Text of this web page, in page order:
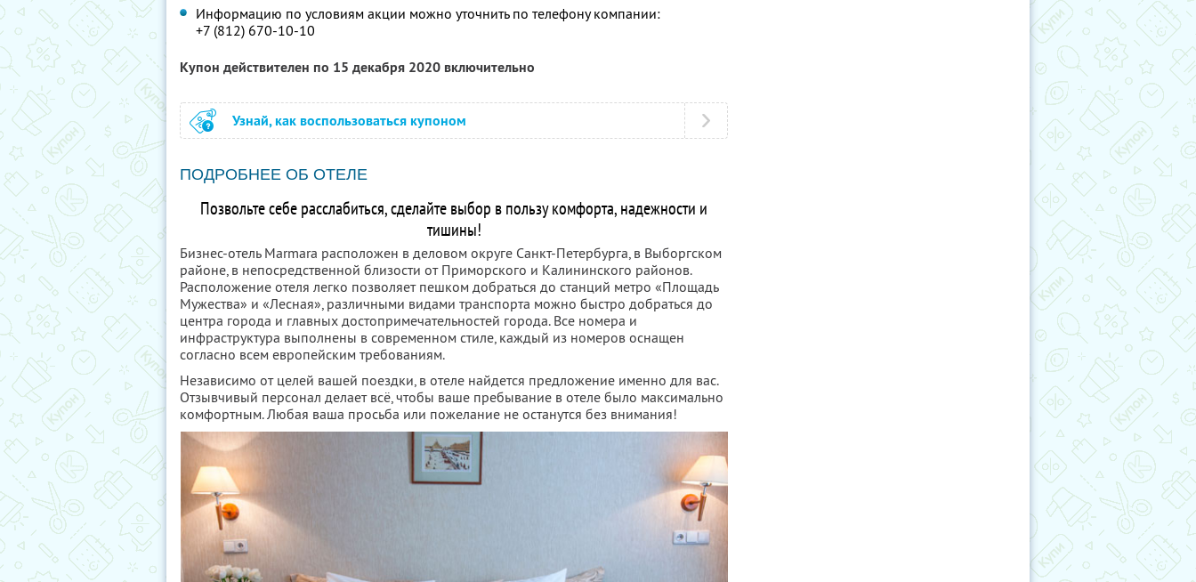
Информацию по условиям акции можно уточнить по телефону компании:
+7 (812) 670-10-10
Купон действителен по 15 декабря 2020 включительно
Узнай, как воспользоваться купоном
ПОДРОБНЕЕ ОБ ОТЕЛЕ
Позвольте себе расслабиться, сделайте выбор в пользу комфорта, надежности и
тишины!
Бизнес-отель Marmara расположен в деловом округе Санкт-Петербурга, в Выборгском
районе, в непосредственной близости от Приморского и Калининского районов.
Расположение отеля легко позволяет пешком добраться до станций метро «Площадь
Мужества» и «Лесная», различными видами транспорта можно быстро добраться до
центра города и главных достопримечательностей города. Все номера и
инфраструктура выполнены в современном стиле, каждый из номеров оснащен
согласно всем европейским требованиям.
Независимо от целей вашей поездки, в отеле найдется предложение именно для вас.
Отзывчивый персонал делает всё, чтобы ваше пребывание в отеле было максимально
комфортным. Любая ваша просьба или пожелание не останутся без внимания!